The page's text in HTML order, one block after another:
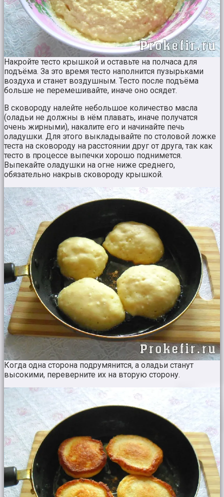
Накройте тесто крышкой и оставьте на полчаса для
подъёма. За это время тесто наполнится пузырьками
воздуха и станет воздушным. Тесто после подъёма
больше не перемешивайте, иначе оно осядет.
В сковороду налейте небольшое количество масла
(оладьи не должны в нём плавать, иначе получатся
очень жирными), накалите его и начинайте печь
оладушки. Для этого выкладывайте по столовой ложке
теста на сковороду на расстоянии друг от друга, так как
тесто в процессе выпечки хорошо поднимется.
Выпекайте оладушки на огне ниже среднего,
обязательно накрыв сковороду крышкой.
Когда одна сторона подрумянится, а оладьи станут
высокими, переверните их на вторую сторону.